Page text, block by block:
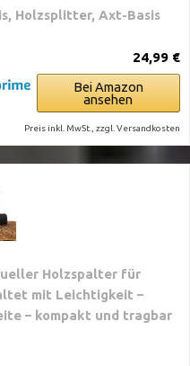
Holzsplitter, Axt-Basis
24,99 €
Bei Amazon
ansehen
Preis inkl. MwSt., zzgl. Versandkosten
Holzspalter für
mit Leichtigkeit –
– kompakt und tragbar